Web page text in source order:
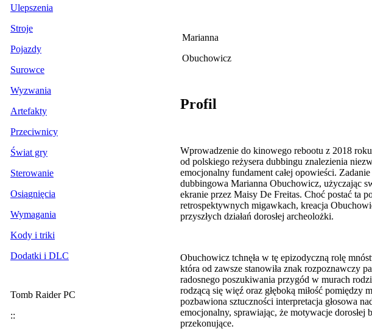
Ulepszenia
Stroje
Pojazdy
Surowce
Wyzwania
Artefakty
Przeciwnicy
Świat gry
Sterowanie
Osiągnięcia
Wymagania
Kody i triki
Dodatki i DLC
Tomb Raider PC
::
Marianna
Obuchowicz
Profil
Wprowadzenie do kinowego rebootu z 2018
od polskiego reżysera dubbingu znalezienia
emocjonalny fundament całej opowieści.
dubbingowa Marianna Obuchowicz, użyczając
ekranie przez Maisy De Freitas. Choć postać ta
retrospektywnych migawkach, kreacja
przyszłych działań dorosłej archeolożki.
Obuchowicz tchnęła w tę epizodyczną rolę
która od zawsze stanowiła znak rozpoznawczy
radosnego poszukiwania przygód w murach
rodzącą się więź oraz głęboką miłość pomiędzy
pozbawiona sztuczności interpretacja głosowa
emocjonalny, sprawiając, że motywacje dorosłej
przekonujące.